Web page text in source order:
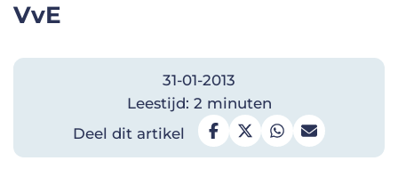
VvE
31-01-2013
Leestijd: 2 minuten
Deel dit artikel